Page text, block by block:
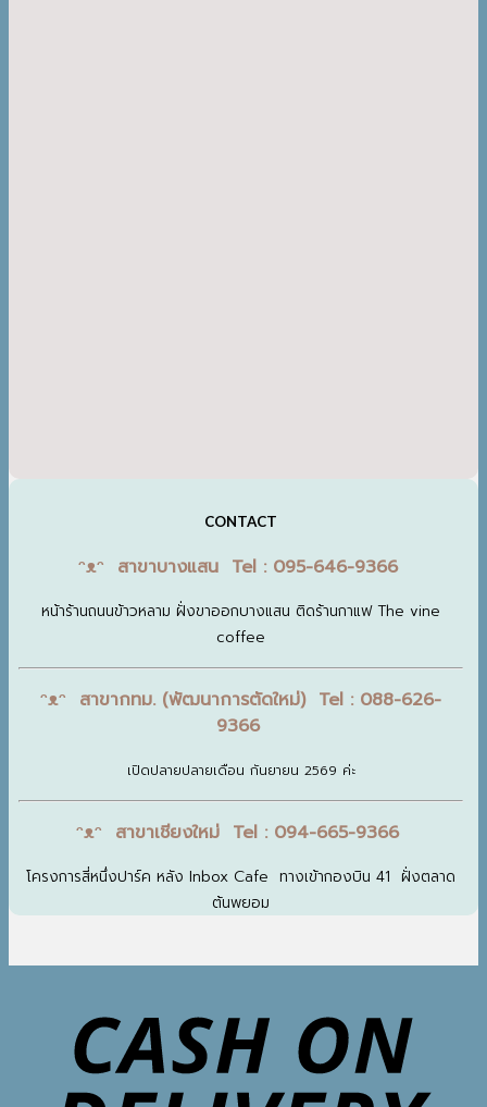
CONTACT
ᵔᴥᵔ สาขาบางแสน Tel : 095-646-9366
หน้าร้านถนนข้าวหลาม ฝั่งขาออกบางแสน ติดร้านกาแฟ The vine
coffee
ᵔᴥᵔ สาขากทม. (พัฒนาการตัดใหม่) Tel : 088-626-
9366
เปิดปลายปลายเดือน กันยายน 2569 ค่ะ
ᵔᴥᵔ สาขาเชียงใหม่ Tel : 094-665-9366
โครงการสี่หนึ่งปาร์ค หลัง Inbox Cafe ทางเข้ากองบิน 41 ฝั่งตลาด
ต้นพยอม